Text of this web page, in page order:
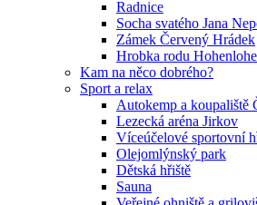
Radnice
Socha svatého Jana
Zámek Červený Hrádek
Hrobka rodu Hohenlohe
Kam na něco dobrého?
Sport a relax
Autokemp a koupaliště
Lezecká aréna Jirkov
Víceúčelové sportovní
Olejomlýnský park
Dětská hřiště
Sauna